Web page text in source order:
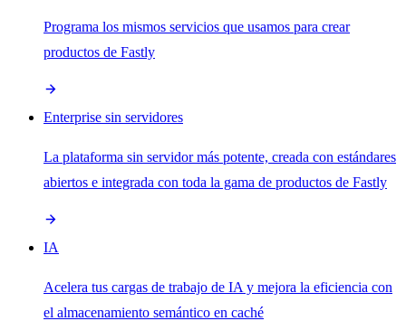
Programa los mismos servicios que usamos para crear
productos de Fastly
Enterprise sin servidores
La plataforma sin servidor más potente, creada con estándares
abiertos e integrada con toda la gama de productos de Fastly
IA
Acelera tus cargas de trabajo de IA y mejora la eficiencia con
el almacenamiento semántico en caché